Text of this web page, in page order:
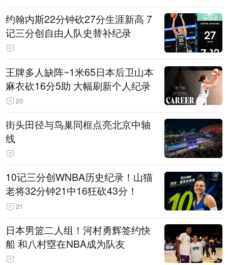
约翰内斯22分钟砍27分生涯新高 7
记三分创自由人队史替补纪录
王牌多人缺阵~1米65日本后卫山本
麻衣砍16分5助 大幅刷新个人纪录
20
街头田径与鸟巢同框点亮北京中轴
线
10记三分创WNBA历史纪录！山猫
老将32分钟21中16狂砍43分！
21
日本男篮二人组！河村勇辉签约快
船 和八村塁在NBA成为队友